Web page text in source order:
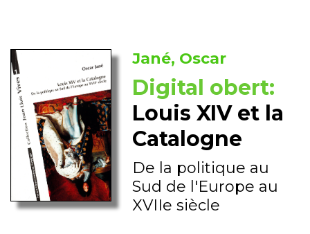
Jané, Oscar
Digital obert:
Louis XIV et la
Catalogne
De la politique au
Sud de l'Europe au
XVIIe siècle